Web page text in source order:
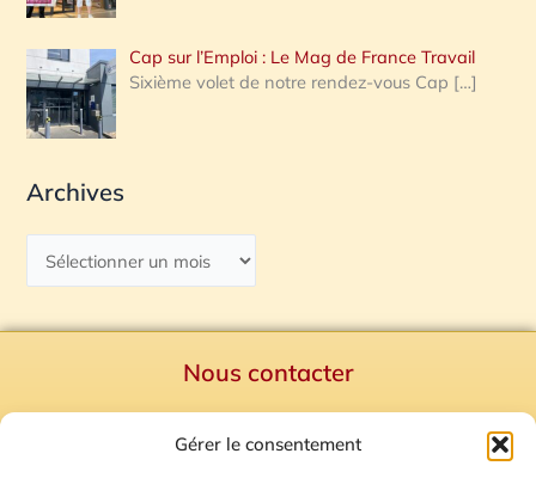
Gérer le consentement
Cap sur l’Emploi : Le Mag de France Travail
Sixième volet de notre rendez-vous Cap […]
Archives
Nous contacter